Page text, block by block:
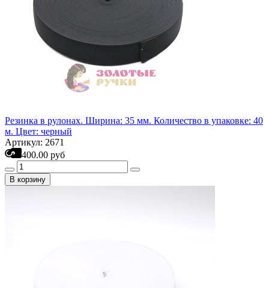
Резинка в рулонах. Ширина: 35 мм. Количество в упаковке: 40
м. Цвет: черный
Артикул: 2671
400.00 руб
В корзину